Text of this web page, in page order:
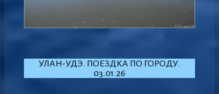
УЛАН-УДЭ. ПОЕЗДКА ПО ГОРОДУ.
03.01.26